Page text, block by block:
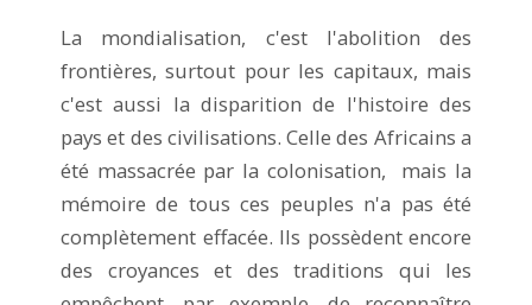
La mondialisation, c'est l'abolition des
frontières, surtout pour les capitaux, mais
c'est aussi la disparition de l'histoire des
pays et des civilisations. Celle des Africains a
été massacrée par la colonisation, mais la
mémoire de tous ces peuples n'a pas été
complètement effacée. Ils possèdent encore
des croyances et des traditions qui les